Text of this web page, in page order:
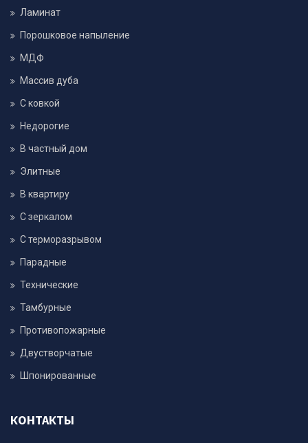
Ламинат
Порошковое напыление
МДФ
Массив дуба
С ковкой
Недорогие
В частный дом
Элитные
В квартиру
С зеркалом
С терморазрывом
Парадные
Технические
Тамбурные
Противопожарные
Двустворчатые
Шпонированные
КОНТАКТЫ